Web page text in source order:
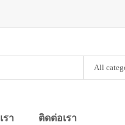
All
รา ติดต่อเรา